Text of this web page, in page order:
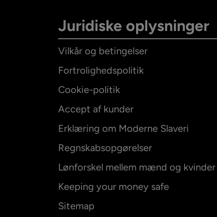
Juridiske oplysninger
Vilkår og betingelser
Fortrolighedspolitik
Cookie-politik
Accept af kunder
Erklæring om Moderne Slaveri
Regnskabsopgørelser
Lønforskel mellem mænd og kvinder
Keeping your money safe
Sitemap
Australien